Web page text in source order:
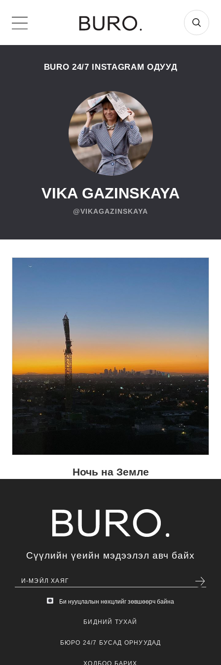
BURO 24/7 INSTAGRAM ОДУУД
VIKA GAZINSKAYA
@VIKAGAZINSKAYA
Ночь на Земле
Сүүлийн үеийн мэдээлэл авч байх
Би нууцлалын нөхцлийг зөвшөөрч байна
БИДНИЙ ТУХАЙ
БЮРО 24/7 БУСАД ОРНУУДАД
ХОЛБОО БАРИХ